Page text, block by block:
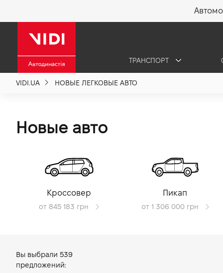
ТРАНСПОРТ
VIDI.UA НОВЫЕ ЛЕГКОВЫЕ АВТО
Новые авто
Кроссовер
от 845 183 грн
Пикап
от 1 306 000 грн
Вы выбрали 539
предложений:
О компании
Новости
Политика качества
Контакты